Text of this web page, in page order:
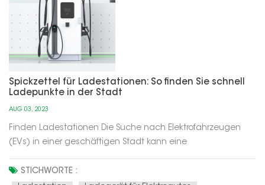
Spickzettel für Ladestationen: So finden Sie schnell
Ladepunkte in der Stadt
AUG 03, 2023
Finden Ladestationen Die Suche nach Elektrofahrzeugen
(EVs) in einer geschäftigen Stadt kann eine
wird es viel einfacher. Dieser Spickzettel zeigt Ihnen, wie Sie
STICHWORTE :